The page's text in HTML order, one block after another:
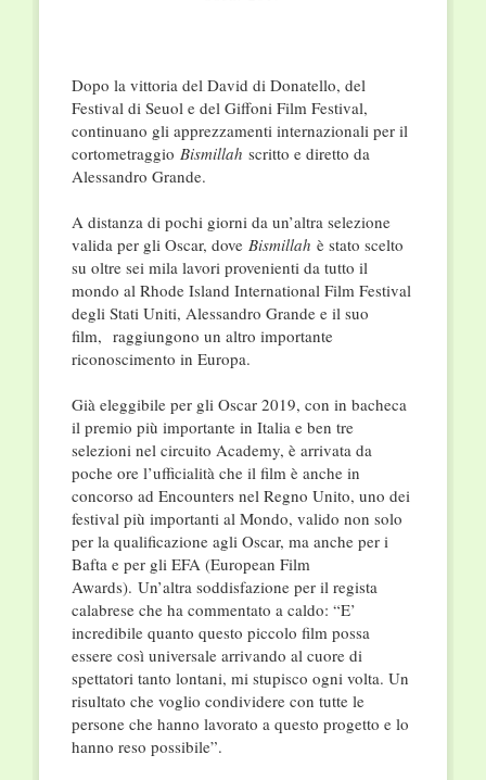
Dopo la vittoria del David di Donatello, del
Festival di Seuol e del Giffoni Film Festival,
continuano gli apprezzamenti internazionali per il
cortometraggio Bismillah scritto e diretto da
Alessandro Grande.
A distanza di pochi giorni da un’altra selezione
valida per gli Oscar, dove Bismillah è stato scelto
su oltre sei mila lavori provenienti da tutto il
mondo al Rhode Island International Film Festival
degli Stati Uniti, Alessandro Grande e il suo
film, raggiungono un altro importante
riconoscimento in Europa.
Già eleggibile per gli Oscar 2019, con in bacheca
il premio più importante in Italia e ben tre
selezioni nel circuito Academy, è arrivata da
poche ore l’ufficialità che il film è anche in
concorso ad Encounters nel Regno Unito, uno dei
festival più importanti al Mondo, valido non solo
per la qualificazione agli Oscar, ma anche per i
Bafta e per gli EFA (European Film
Awards). Un’altra soddisfazione per il regista
calabrese che ha commentato a caldo: “E’
incredibile quanto questo piccolo film possa
essere così universale arrivando al cuore di
spettatori tanto lontani, mi stupisco ogni volta. Un
risultato che voglio condividere con tutte le
persone che hanno lavorato a questo progetto e lo
hanno reso possibile”.